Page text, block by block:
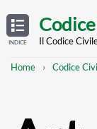
TABLE
OF
CONTENTS
INDICE
main
Il Codice
Home Codice